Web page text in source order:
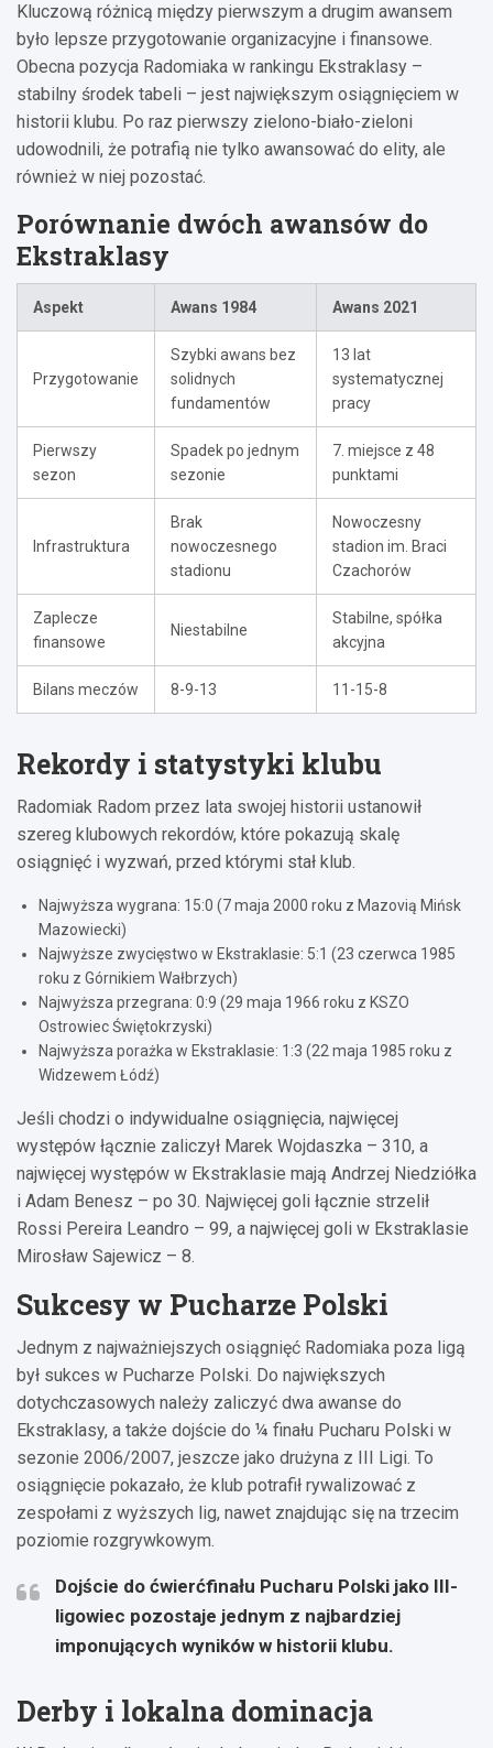
Kluczową różnicą między pierwszym a drugim awansem
było lepsze przygotowanie organizacyjne i finansowe.
Obecna pozycja Radomiaka w rankingu Ekstraklasy –
stabilny środek tabeli – jest największym osiągnięciem w
historii klubu. Po raz pierwszy zielono-biało-zieloni
udowodnili, że potrafią nie tylko awansować do elity, ale
również w niej pozostać.
Porównanie dwóch awansów do
Ekstraklasy
Aspekt Awans 1984 Awans 2021
Przygotowanie
Szybki awans bez
solidnych
fundamentów
13 lat
systematycznej
pracy
Pierwszy
sezon
Spadek po jednym
sezonie
7. miejsce z 48
punktami
Infrastruktura
Brak
nowoczesnego
stadionu
Nowoczesny
stadion im. Braci
Czachorów
Zaplecze
finansowe
Niestabilne
Stabilne, spółka
akcyjna
Bilans meczów 8-9-13 11-15-8
Rekordy i statystyki klubu
Radomiak Radom przez lata swojej historii ustanowił
szereg klubowych rekordów, które pokazują skalę
osiągnięć i wyzwań, przed którymi stał klub.
Najwyższa wygrana: 15:0 (7 maja 2000 roku z Mazovią Mińsk
Mazowiecki)
Najwyższe zwycięstwo w Ekstraklasie: 5:1 (23 czerwca 1985
roku z Górnikiem Wałbrzych)
Najwyższa przegrana: 0:9 (29 maja 1966 roku z KSZO
Ostrowiec Świętokrzyski)
Najwyższa porażka w Ekstraklasie: 1:3 (22 maja 1985 roku z
Widzewem Łódź)
Jeśli chodzi o indywidualne osiągnięcia, najwięcej
występów łącznie zaliczył Marek Wojdaszka – 310, a
najwięcej występów w Ekstraklasie mają Andrzej Niedziółka
i Adam Benesz – po 30. Najwięcej goli łącznie strzelił
Rossi Pereira Leandro – 99, a najwięcej goli w Ekstraklasie
Mirosław Sajewicz – 8.
Sukcesy w Pucharze Polski
Jednym z najważniejszych osiągnięć Radomiaka poza ligą
był sukces w Pucharze Polski. Do największych
dotychczasowych należy zaliczyć dwa awanse do
Ekstraklasy, a także dojście do ¼ finału Pucharu Polski w
sezonie 2006/2007, jeszcze jako drużyna z III Ligi. To
osiągnięcie pokazało, że klub potrafił rywalizować z
zespołami z wyższych lig, nawet znajdując się na trzecim
poziomie rozgrywkowym.
Dojście do ćwierćfinału Pucharu Polski jako III-
ligowiec pozostaje jednym z najbardziej
imponujących wyników w historii klubu.
Derby i lokalna dominacja